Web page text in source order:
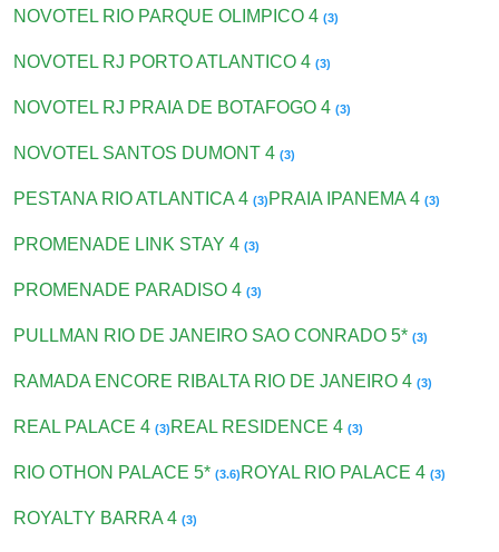
NOVOTEL RIO PARQUE OLIMPICO 4(3)
NOVOTEL RJ PORTO ATLANTICO 4(3)
NOVOTEL RJ PRAIA DE BOTAFOGO 4(3)
NOVOTEL SANTOS DUMONT 4(3)
PESTANA RIO ATLANTICA 4(3) PRAIA IPANEMA 4(3)
PROMENADE LINK STAY 4(3)
PROMENADE PARADISO 4(3)
PULLMAN RIO DE JANEIRO SAO CONRADO 5*(3)
RAMADA ENCORE RIBALTA RIO DE JANEIRO 4(3)
REAL PALACE 4(3) REAL RESIDENCE 4(3)
RIO OTHON PALACE 5*(3.6) ROYAL RIO PALACE 4(3)
ROYALTY BARRA 4(3)